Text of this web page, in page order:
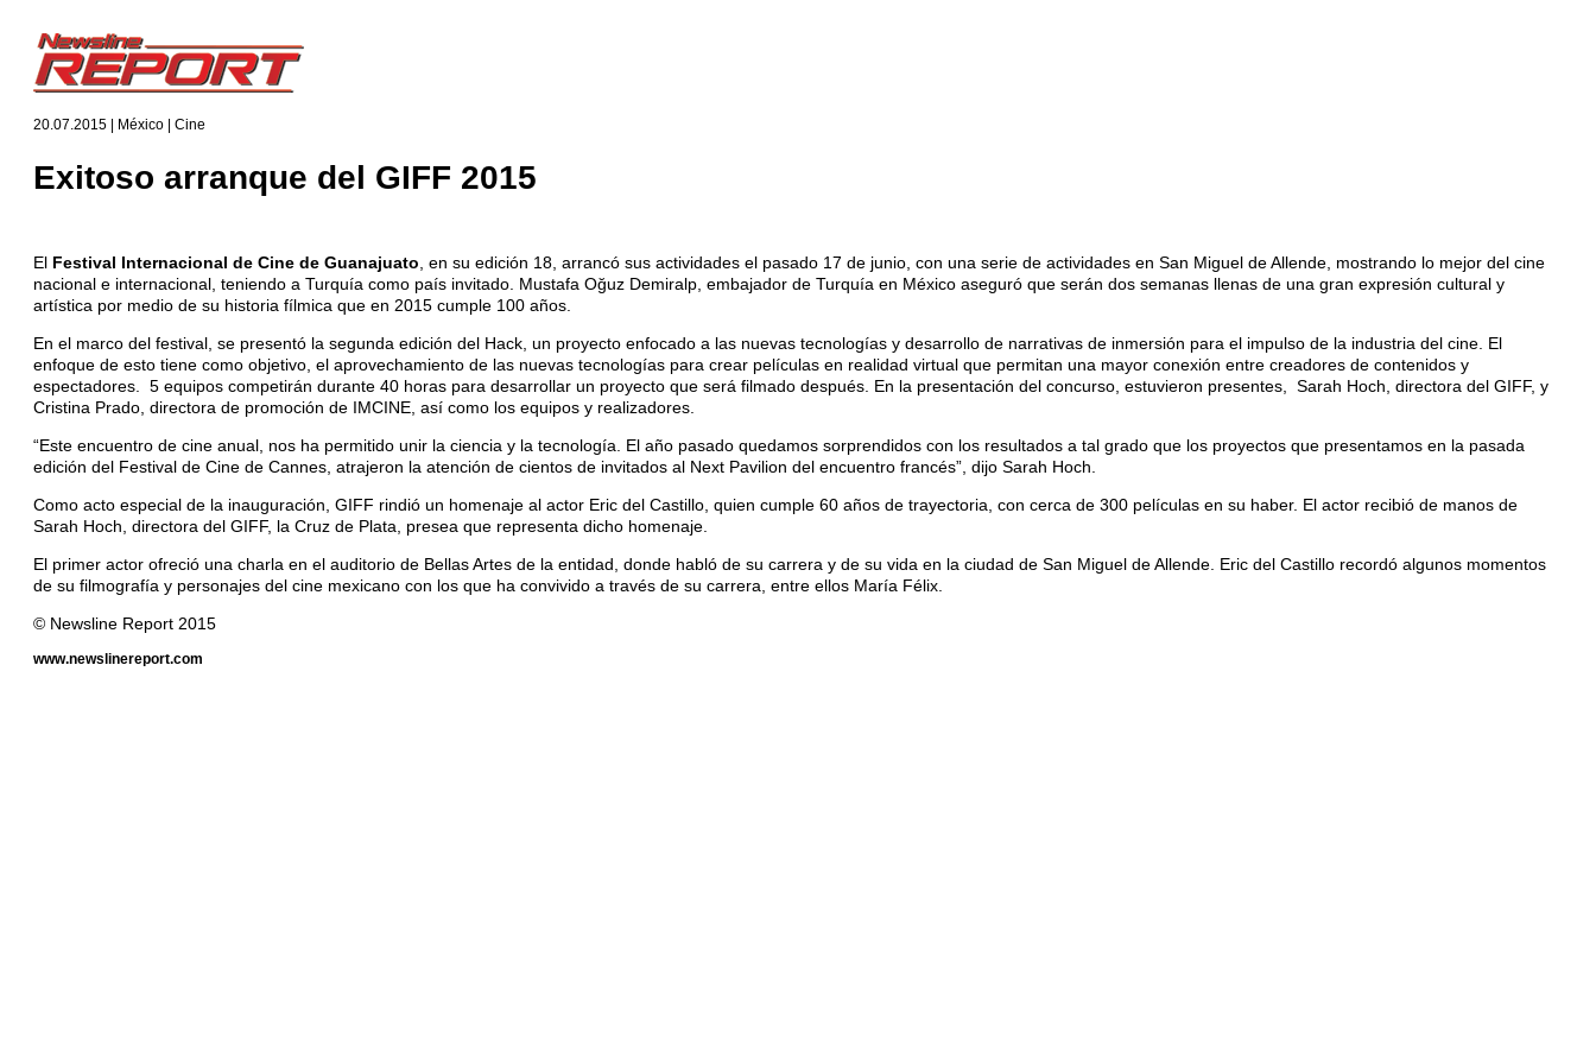
20.07.2015 | México | Cine
Exitoso arranque del GIFF 2015
El Festival Internacional de Cine de Guanajuato , en su edición 18, arrancó sus actividades el pasado 17 de junio, con una serie de actividades en San Miguel de Allende, mostrando lo mejor del cine
nacional e internacional, teniendo a Turquía como país invitado. Mustafa Oğuz Demiralp, embajador de Turquía en México aseguró que serán dos semanas llenas de una gran expresión cultural y
artística por medio de su historia fílmica que en 2015 cumple 100 años.
En el marco del festival, se presentó la segunda edición del Hack, un proyecto enfocado a las nuevas tecnologías y desarrollo de narrativas de inmersión para el impulso de la industria del cine. El
enfoque de esto tiene como objetivo, el aprovechamiento de las nuevas tecnologías para crear películas en realidad virtual que permitan una mayor conexión entre creadores de contenidos y
espectadores. 5 equipos competirán durante 40 horas para desarrollar un proyecto que será filmado después. En la presentación del concurso, estuvieron presentes, Sarah Hoch, directora del GIFF, y
Cristina Prado, directora de promoción de IMCINE, así como los equipos y realizadores.
“Este encuentro de cine anual, nos ha permitido unir la ciencia y la tecnología. El año pasado quedamos sorprendidos con los resultados a tal grado que los proyectos que presentamos en la pasada
edición del Festival de Cine de Cannes, atrajeron la atención de cientos de invitados al Next Pavilion del encuentro francés”, dijo Sarah Hoch.
Como acto especial de la inauguración, GIFF rindió un homenaje al actor Eric del Castillo, quien cumple 60 años de trayectoria, con cerca de 300 películas en su haber. El actor recibió de manos de
Sarah Hoch, directora del GIFF, la Cruz de Plata, presea que representa dicho homenaje.
El primer actor ofreció una charla en el auditorio de Bellas Artes de la entidad, donde habló de su carrera y de su vida en la ciudad de San Miguel de Allende. Eric del Castillo recordó algunos momentos
de su filmografía y personajes del cine mexicano con los que ha convivido a través de su carrera, entre ellos María Félix.
© Newsline Report 2015
www.newslinereport.com